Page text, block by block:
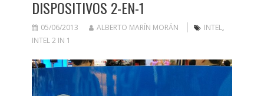
DISPOSITIVOS 2-EN-1
05/06/2013 ALBERTO MARÍN MORÁN INTEL,
INTEL 2 IN 1